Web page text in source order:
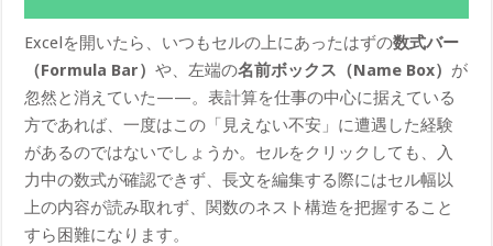
Excelを開いたら、いつもセルの上にあったはずの数式バー
（Formula Bar）や、左端の名前ボックス（Name Box） が
忽然と消えていた——。表計算を仕事の中心に据えている
方であれば、一度はこの「見えない不安」に遭遇した経験
があるのではないでしょうか。セルをクリックしても、入
力中の数式が確認できず、長文を編集する際にはセル幅以
上の内容が読み取れず、関数のネスト構造を把握すること
すら困難になります。